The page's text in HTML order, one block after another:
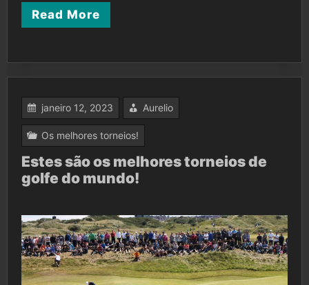
Read More
janeiro 12, 2023 Aurelio
Os melhores torneios!
Estes são os melhores torneios de
golfe do mundo!